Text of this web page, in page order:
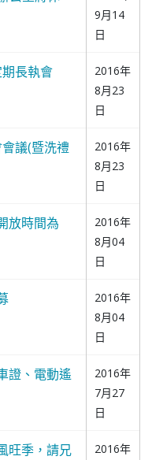
9月14
日
長執會
2016年
8月23
日
議(暨洗禮
2016年
8月23
日
放時間為
2016年
8月04
日
2016年
8月04
日
證、電動遙
2016年
7月27
日
旺季，請兄
2016年